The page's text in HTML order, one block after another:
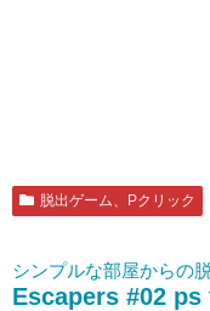
脱出ゲーム、Pクリック
シンプルな部屋からの
Escapers #02 ps